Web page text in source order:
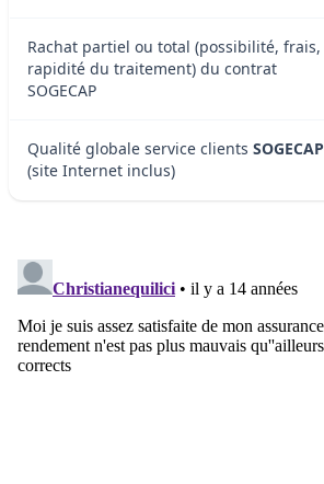
Rachat partiel ou total (possibilité, frais,
rapidité du traitement) du contrat
SOGECAP
Qualité globale service clients SOGECAP
(site Internet inclus)